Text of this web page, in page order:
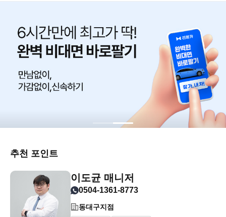
추천 포인트
이도균 매니저
0504-1361-8773
동대구지점